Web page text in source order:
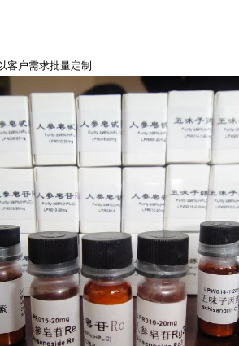
客户需求批量定制